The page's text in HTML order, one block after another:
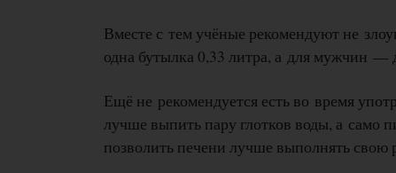
Вместе с тем учёные рекомендуют не
одна бутылка 0,33 литра, а для мужчин —
Ещё не рекомендуется есть во время
лучше выпить пару глотков воды, а само
позволить печени лучше выполнять свою